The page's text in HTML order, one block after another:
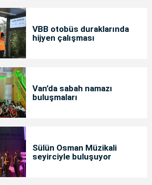
VBB otobüs duraklarında
hijyen çalışması
Van’da sabah namazı
buluşmaları
Sülün Osman Müzikali
seyirciyle buluşuyor